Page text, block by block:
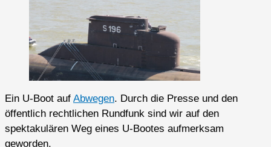
Ein U-Boot auf Abwegen. Durch die Presse und den
öffentlich rechtlichen Rundfunk sind wir auf den
spektakulären Weg eines U-Bootes aufmerksam
geworden.